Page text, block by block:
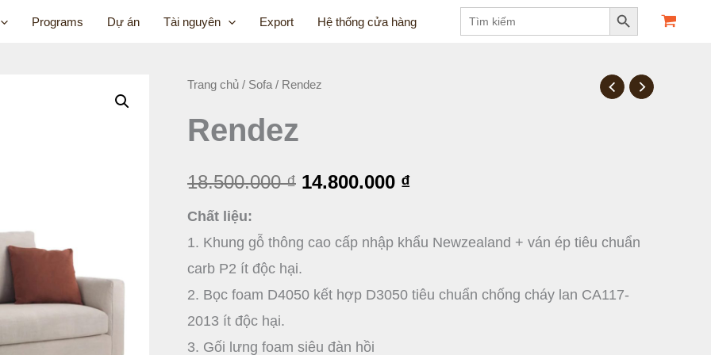
Programs Dự án Tài nguyên Export Hệ thống cửa hàng
Search
for:
Search Button
Trang chủ / Sofa/ Rendez
Rendez
18.500.000₫
Giá
18.500.000 ₫.
14.800.000 ₫
14.800.000 ₫.
Chất liệu:
1. Khung gỗ thông cao cấp nhập khẩu Newzealand + ván ép tiêu chuẩn
carb P2 ít độc hại.
2. Bọc foam D4050 kết hợp D3050 tiêu chuẩn chống cháy lan CA117-
2013 ít độc hại.
3. Gối lưng foam siêu đàn hồi
Rendez
lượng